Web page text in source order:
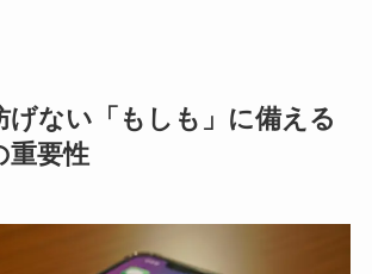
げない「もしも」に備える
重要性